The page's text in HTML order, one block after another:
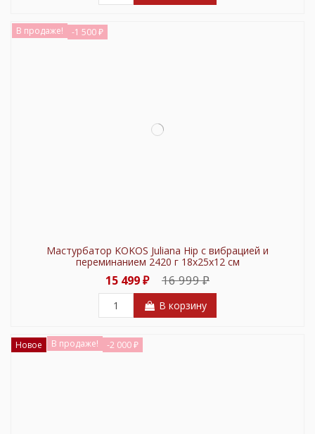
В продаже! -1 500 ₽
Мастурбатор KOKOS Juliana Hip c вибрацией и
переминанием 2420 г 18х25х12 см
15 499 ₽ 16 999 ₽
В корзину
В продаже! -2 000 ₽
Новое